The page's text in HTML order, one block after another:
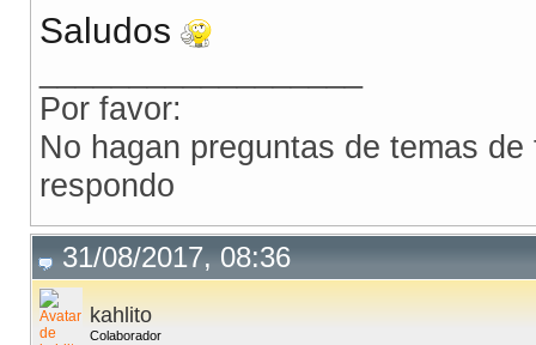
Saludos
Por favor:
No hagan preguntas de temas
respondo
31/08/2017, 08:36
kahlito
Colaborador